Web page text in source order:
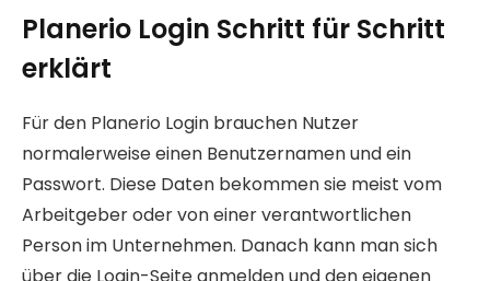
Planerio Login Schritt für Schritt
erklärt
Für den Planerio Login brauchen Nutzer
normalerweise einen Benutzernamen und ein
Passwort. Diese Daten bekommen sie meist vom
Arbeitgeber oder von einer verantwortlichen
Person im Unternehmen. Danach kann man sich